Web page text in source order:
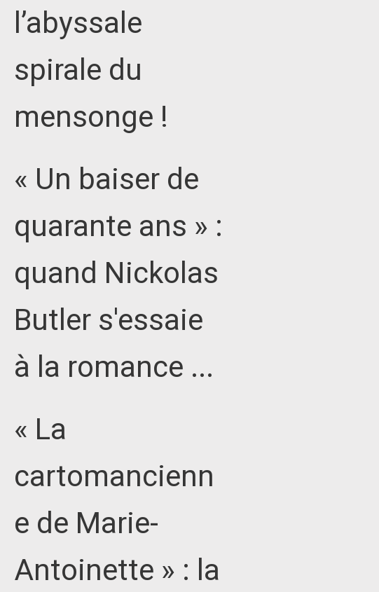
l’abyssale
spirale du
mensonge !
« Un baiser de
quarante ans » :
quand Nickolas
Butler s'essaie
à la romance ...
« La
cartomancienn
e de Marie-
Antoinette » : la